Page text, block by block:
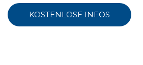
KOSTENLOSE INFOS